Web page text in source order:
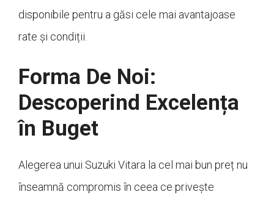
disponibile pentru a găsi cele mai avantajoase
rate și condiții.
Forma De Noi:
Descoperind Excelența
în Buget
Alegerea unui Suzuki Vitara la cel mai bun preț nu
înseamnă compromis în ceea ce privește